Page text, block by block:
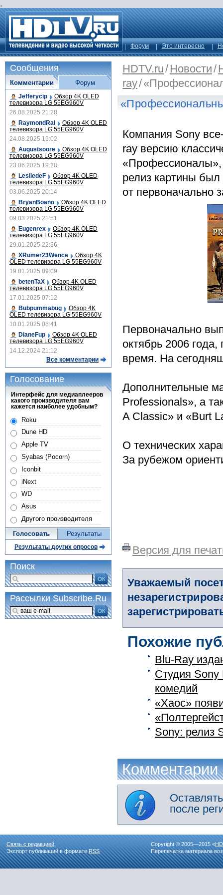
.
Форум Это интересно
HDTV.ru/Новости/
ray/
Компания Sony
ray версию
«Профессионалы»,
релиз картины
от первоначально
Первоначально
октябрь 2006
время. На
Дополнительные
Professionals», а
A Classic» и «Burt
О технических
За рубежом
Версия для
Уважаемый
Похожие
Blu-Ray
Студия Sony
комедий
«Хаос»
Sony: релиз
Комментарии
после
Сообщения
Комментарии
Jefferycip Обзор 4K OLED
телевизора LG 55EG960V
26.08.2025 21:28
RaymondRal
Обзор 4K OLED
телевизора LG 55EG960V
24.08.2025 19:02
Augustsoore
Обзор 4K OLED
телевизора LG 55EG960V
23.06.2025 19:28
LesliedeF
Обзор 4K OLED
телевизора LG 55EG960V
03.06.2025 20:14
BryanBoano
Обзор 4K OLED
телевизора LG 55EG960V
09.03.2025 21:51
Eugenrex
Обзор 4K OLED
телевизора LG 55EG960V
29.01.2025 22:36
XRumer23Wence
Обзор 4K
OLED телевизора LG 55EG960V
19.01.2025 09:09
betenTaX
Обзор 4K OLED
телевизора LG 55EG960V
17.01.2025 07:12
Bubpummabug
Обзор 4K
OLED телевизора LG 55EG960V
10.01.2025 08:41
DianeFup
Обзор 4K OLED
телевизора LG 55EG960V
14.12.2024 21:12
Все комментарии
Форум
Голосование
Интерфейс для медиаплееров
какого производителя вам
кажется наиболее удобным?
Roku
Dune HD
Apple TV
Syabas (Pocorn)
Iconbit
iNext
WD
Asus
Другого производителя
Голосовать Результаты
Результаты других опросов
Поиск
ОК
Рассылки Subscribe.Ru
ОК
Связь с редакцией
Экспорт публикаций в форматеRSS
Copyright © 2005—2015 «
Перепечатка материала